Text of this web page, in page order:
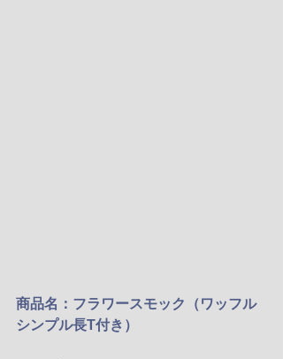
商品名：フラワースモック（ワッフル
シンプル長T付き）